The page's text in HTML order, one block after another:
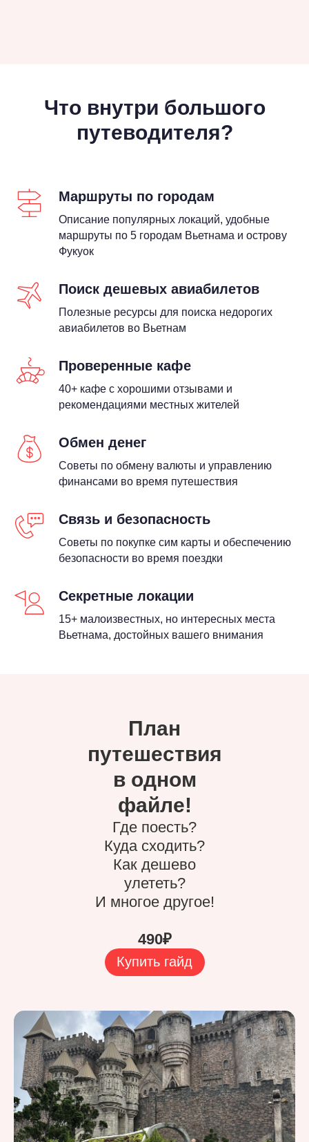
Что внутри большого
путеводителя?
Маршруты по городам
Описание популярных локаций, удобные
маршруты по 5 городам Вьетнама и острову
Фукуок
Поиск дешевых авиабилетов
Полезные ресурсы для поиска недорогих
авиабилетов во Вьетнам
Проверенные кафе
40+ кафе с хорошими отзывами и
рекомендациями местных жителей
Обмен денег
Советы по обмену валюты и управлению
финансами во время путешествия
Связь и безопасность
Советы по покупке сим карты и обеспечению
безопасности во время поездки
Секретные локации
15+ малоизвестных, но интересных места
Вьетнама, достойных вашего внимания
План
путешествия
в одном
файле!
Где поесть?
Куда сходить?
Как дешево
улететь?
И многое другое!
490₽
Купить гайд